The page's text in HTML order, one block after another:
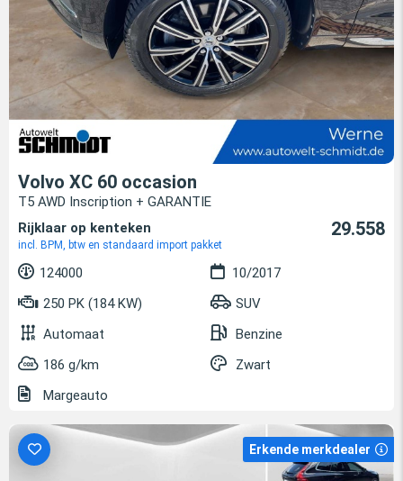
Volvo XC 60 occasion
T5 AWD Inscription + GARANTIE
Rijklaar op kenteken
incl. BPM, btw en standaard import pakket
29.558
124000
10/2017
250 PK (184 KW)
SUV
Automaat
Benzine
186 g/km
Zwart
Margeauto
Erkende merkdealer